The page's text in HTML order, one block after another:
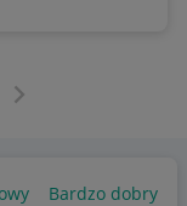
Następna strona
Bardzo dobry